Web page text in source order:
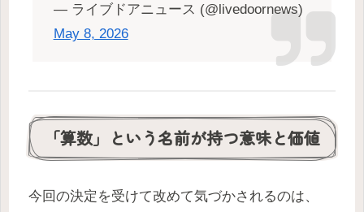
— ライブドアニュース (@livedoornews)
May 8, 2026
「算数」という名前が持つ意味と価値
今回の決定を受けて改めて気づかされるのは、